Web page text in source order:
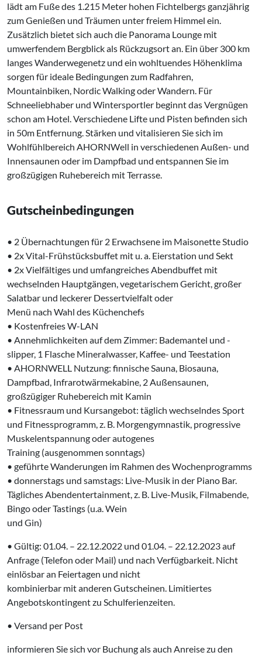
lädt am Fuße des 1.215 Meter hohen Fichtelbergs ganzjährig
zum Genießen und Träumen unter freiem Himmel ein.
Zusätzlich bietet sich auch die Panorama Lounge mit
umwerfendem Bergblick als Rückzugsort an. Ein über 300 km
langes Wanderwegenetz und ein wohltuendes Höhenklima
sorgen für ideale Bedingungen zum Radfahren,
Mountainbiken, Nordic Walking oder Wandern. Für
Schneeliebhaber und Wintersportler beginnt das Vergnügen
schon am Hotel. Verschiedene Lifte und Pisten befinden sich
in 50m Entfernung. Stärken und vitalisieren Sie sich im
Wohlfühlbereich AHORNWell in verschiedenen Außen- und
Innensaunen oder im Dampfbad und entspannen Sie im
großzügigen Ruhebereich mit Terrasse.
Gutscheinbedingungen
• 2 Übernachtungen für 2 Erwachsene im Maisonette Studio
• 2x Vital-Frühstücksbuffet mit u. a. Eierstation und Sekt
• 2x Vielfältiges und umfangreiches Abendbuffet mit
wechselnden Hauptgängen, vegetarischem Gericht, großer
Salatbar und leckerer Dessertvielfalt oder
Menü nach Wahl des Küchenchefs
• Kostenfreies W-LAN
• Annehmlichkeiten auf dem Zimmer: Bademantel und -
slipper, 1 Flasche Mineralwasser, Kaffee- und Teestation
• AHORNWELL Nutzung: finnische Sauna, Biosauna,
Dampfbad, Infrarotwärmekabine, 2 Außensaunen,
großzügiger Ruhebereich mit Kamin
• Fitnessraum und Kursangebot: täglich wechselndes Sport
und Fitnessprogramm, z. B. Morgengymnastik, progressive
Muskelentspannung oder autogenes
Training (ausgenommen sonntags)
• geführte Wanderungen im Rahmen des Wochenprogramms
• donnerstags und samstags: Live-Musik in der Piano Bar.
Tägliches Abendentertainment, z. B. Live-Musik, Filmabende,
Bingo oder Tastings (u.a. Wein
und Gin)
• Gültig: 01.04. – 22.12.2022 und 01.04. – 22.12.2023 auf
Anfrage (Telefon oder Mail) und nach Verfügbarkeit. Nicht
einlösbar an Feiertagen und nicht
kombinierbar mit anderen Gutscheinen. Limitiertes
Angebotskontingent zu Schulferienzeiten.
• Versand per Post
informieren Sie sich vor Buchung als auch Anreise zu den